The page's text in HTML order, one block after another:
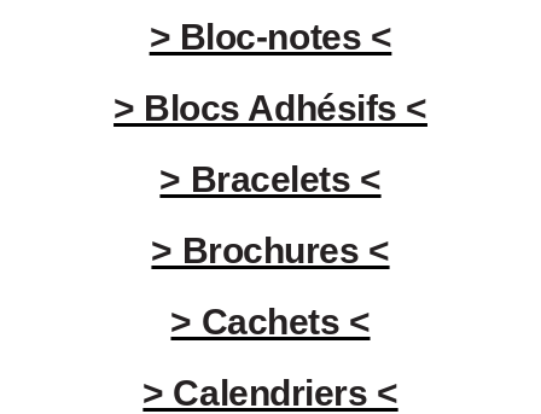
> Bloc-notes <
> Blocs Adhésifs <
> Bracelets <
> Brochures <
> Cachets <
> Calendriers <